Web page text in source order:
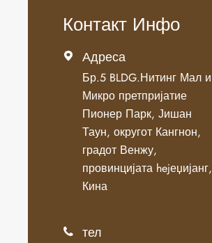
Контакт Инфо
 Адреса
Бр.5 BLDG.Нитинг Мал и
Микро претпријатие
Пионер Парк, Јишан
Таун, округот Кангнон,
градот Венжу,
провинцијата hejеџијанг,
Кина
 тел